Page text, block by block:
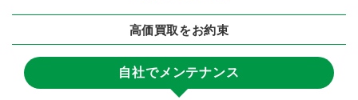
高価買取をお約束
自社でメンテナンス